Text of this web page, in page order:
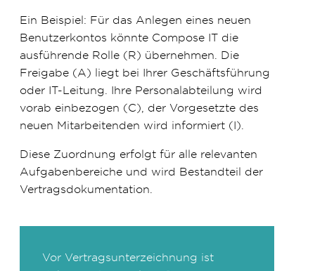
Ein Beispiel: Für das Anlegen eines neuen
Benutzerkontos könnte Compose IT die
ausführende Rolle (R) übernehmen. Die
Freigabe (A) liegt bei Ihrer Geschäftsführung
oder IT-Leitung. Ihre Personalabteilung wird
vorab einbezogen (C), der Vorgesetzte des
neuen Mitarbeitenden wird informiert (I).
Diese Zuordnung erfolgt für alle relevanten
Aufgabenbereiche und wird Bestandteil der
Vertragsdokumentation.
Vor Vertragsunterzeichnung ist